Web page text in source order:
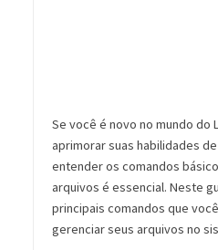
Se você é novo no mundo do
aprimorar suas habilidades
entender os comandos
arquivos é essencial. Neste
principais comandos que
gerenciar seus arquivos no